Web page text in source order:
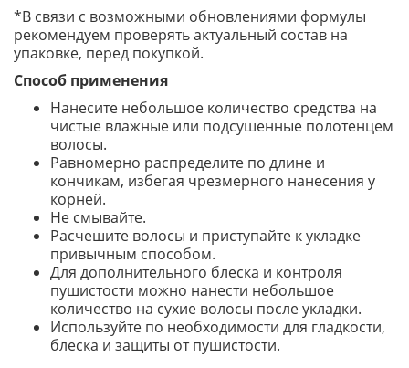
*В связи с возможными обновлениями формулы
рекомендуем проверять актуальный состав на
упаковке, перед покупкой.
Способ применения
Нанесите небольшое количество средства на
чистые влажные или подсушенные полотенцем
волосы.
Равномерно распределите по длине и
кончикам, избегая чрезмерного нанесения у
корней.
Не смывайте.
Расчешите волосы и приступайте к укладке
привычным способом.
Для дополнительного блеска и контроля
пушистости можно нанести небольшое
количество на сухие волосы после укладки.
Используйте по необходимости для гладкости,
блеска и защиты от пушистости.